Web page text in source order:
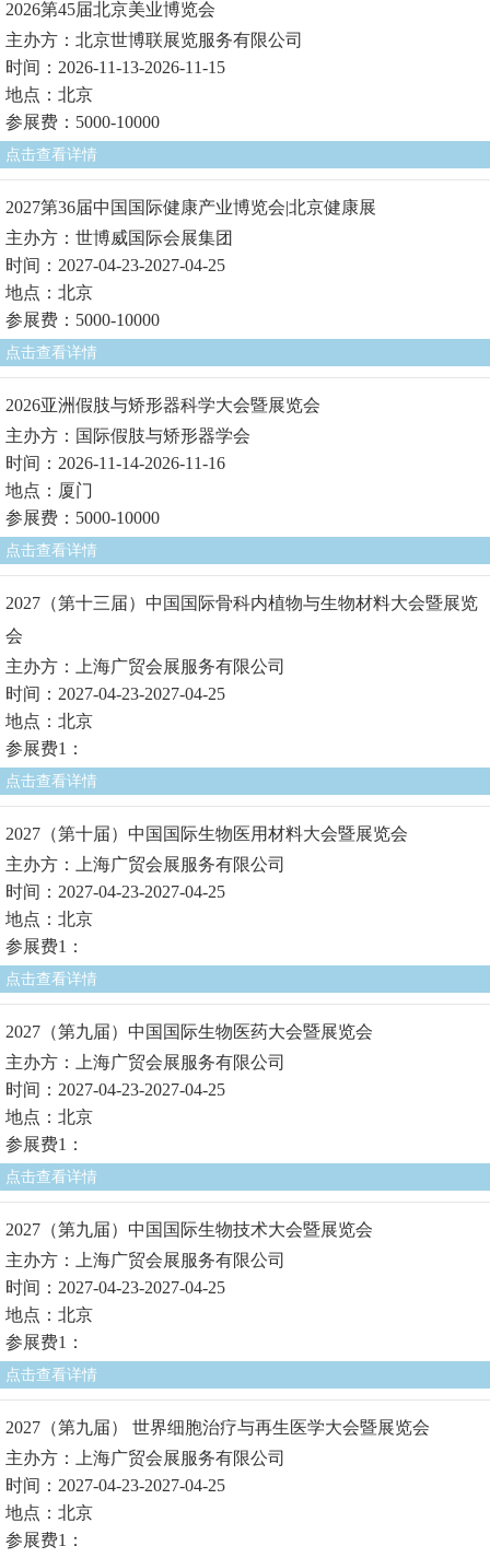
2026第45届北京美业博览会
主办方：北京世博联展览服务有限公司
时间：2026-11-13-2026-11-15
地点：北京
参展费：5000-10000
点击查看详情
2027第36届中国国际健康产业博览会|北京健康展
主办方：世博威国际会展集团
时间：2027-04-23-2027-04-25
地点：北京
参展费：5000-10000
点击查看详情
2026亚洲假肢与矫形器科学大会暨展览会
主办方：国际假肢与矫形器学会
时间：2026-11-14-2026-11-16
地点：厦门
参展费：5000-10000
点击查看详情
2027（第十三届）中国国际骨科内植物与生物材料大会暨展览
会
主办方：上海广贸会展服务有限公司
时间：2027-04-23-2027-04-25
地点：北京
参展费1：
点击查看详情
2027（第十届）中国国际生物医用材料大会暨展览会
主办方：上海广贸会展服务有限公司
时间：2027-04-23-2027-04-25
地点：北京
参展费1：
点击查看详情
2027（第九届）中国国际生物医药大会暨展览会
主办方：上海广贸会展服务有限公司
时间：2027-04-23-2027-04-25
地点：北京
参展费1：
点击查看详情
2027（第九届）中国国际生物技术大会暨展览会
主办方：上海广贸会展服务有限公司
时间：2027-04-23-2027-04-25
地点：北京
参展费1：
点击查看详情
2027（第九届） 世界细胞治疗与再生医学大会暨展览会
主办方：上海广贸会展服务有限公司
时间：2027-04-23-2027-04-25
地点：北京
参展费1：